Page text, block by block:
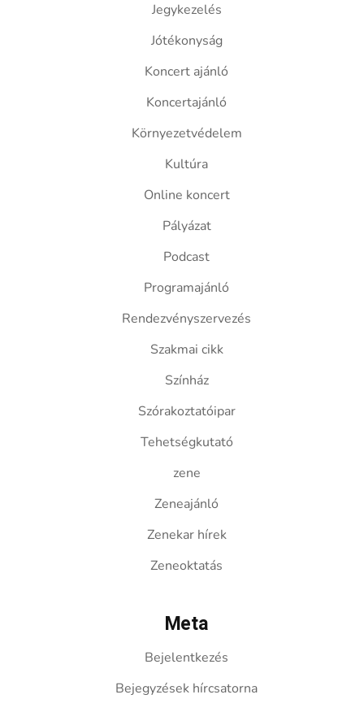
Jegykezelés
Jótékonyság
Koncert ajánló
Koncertajánló
Környezetvédelem
Kultúra
Online koncert
Pályázat
Podcast
Programajánló
Rendezvényszervezés
Szakmai cikk
Színház
Szórakoztatóipar
Tehetségkutató
zene
Zeneajánló
Zenekar hírek
Zeneoktatás
Meta
Bejelentkezés
Bejegyzések hírcsatorna